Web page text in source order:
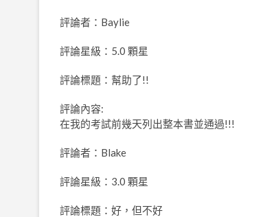
評論者：Baylie
評論星級：5.0 顆星
評論標題：幫助了!!
評論內容:
在我的考試前幾天列出整本書並通過!!!
評論者：Blake
評論星級：3.0 顆星
評論標題：好，但不好